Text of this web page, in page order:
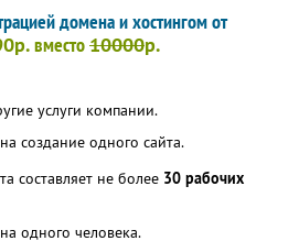
домена и хостингом от
вместо10000р.
услуги компании.
создание одного сайта.
составляет не более 30 рабочих
одного человека.